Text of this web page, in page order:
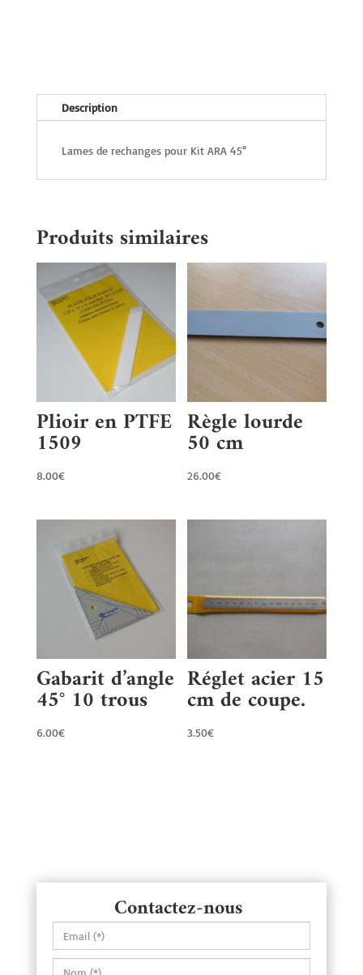
Description
Lames de rechanges pour Kit ARA 45°
Produits similaires
Plioir en PTFE
1509
8.00€
Règle lourde
50 cm
26.00€
Gabarit d’angle
45° 10 trous
6.00€
Réglet acier 15
cm de coupe.
3.50€
Contactez-nous